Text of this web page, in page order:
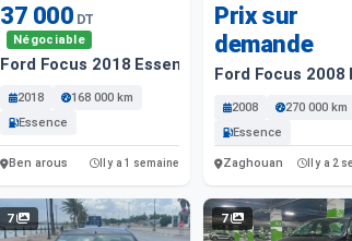
37 000 DT
Négociable
Ford Focus 2018 Essence
2018
168 000 km
Essence
Ben arous Il y a 1 semaine
Prix sur
demande
Ford Focus 2008
2008
270 000 km
Essence
Zaghouan Il y a 2
7 7